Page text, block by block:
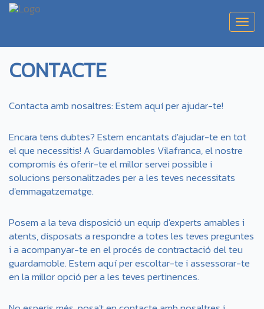
CONTACTE
Contacta amb nosaltres: Estem aquí per ajudar-te!
Encara tens dubtes? Estem encantats d'ajudar-te en tot
el que necessitis! A Guardamobles Vilafranca, el nostre
compromís és oferir-te el millor servei possible i
solucions personalitzades per a les teves necessitats
d'emmagatzematge.
Posem a la teva disposició un equip d'experts amables i
atents, disposats a respondre a totes les teves preguntes
i a acompanyar-te en el procés de contractació del teu
guardamoble. Estem aquí per escoltar-te i assessorar-te
en la millor opció per a les teves pertinences.